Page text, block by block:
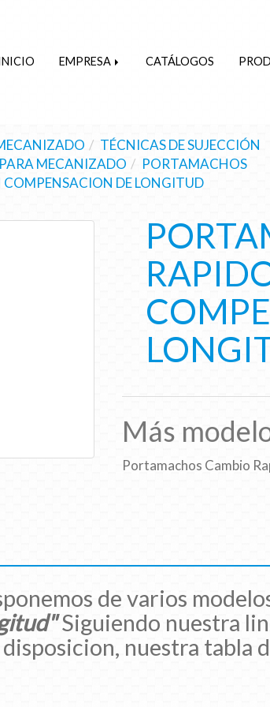
EMPRESA CATÁLOGOS
TÉCNICAS DE SUJECCIÓN
MECANIZADO
PORTAMACHOS
DE LONGITUD
Más
Portamachos Cambio
de varios
Siguiendo nuestra
nuestra tabla